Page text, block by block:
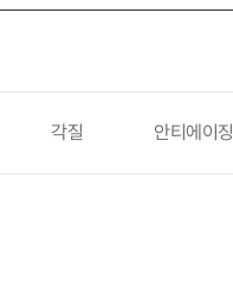
각질 안티에이징